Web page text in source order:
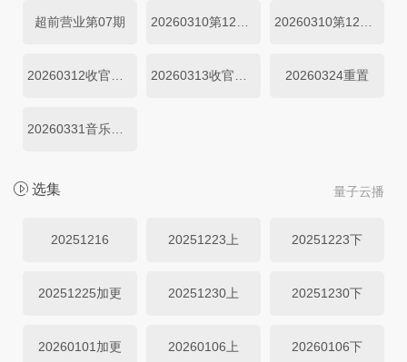
超前营业第07期
20260324重置
量子云播
选集
20251216 20251223上 20251223下
20251225加更 20251230上 20251230下
20260101加更 20260106上 20260106下